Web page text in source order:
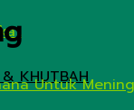
& KHUTBAH